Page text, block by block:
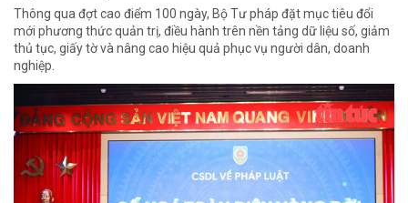
Thông qua đợt cao điểm 100 ngày, Bộ Tư pháp đặt mục tiêu đổi
mới phương thức quản trị, điều hành trên nền tảng dữ liệu số, giảm
thủ tục, giấy tờ và nâng cao hiệu quả phục vụ người dân, doanh
nghiệp.